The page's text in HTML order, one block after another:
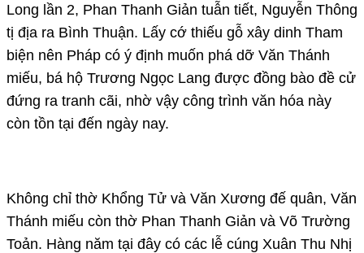
Long lần 2, Phan Thanh Giản tuẫn tiết, Nguyễn Thông
tị địa ra Bình Thuận. Lấy cớ thiếu gỗ xây dinh Tham
biện nên Pháp có ý định muốn phá dỡ Văn Thánh
miếu, bá hộ Trương Ngọc Lang được đồng bào đề cử
đứng ra tranh cãi, nhờ vậy công trình văn hóa này
còn tồn tại đến ngày nay.
Không chỉ thờ Khổng Tử và Văn Xương đế quân, Văn
Thánh miếu còn thờ Phan Thanh Giản và Võ Trường
Toản. Hàng năm tại đây có các lễ cúng Xuân Thu Nhị